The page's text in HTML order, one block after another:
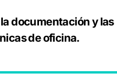
documentación y las
de oficina.